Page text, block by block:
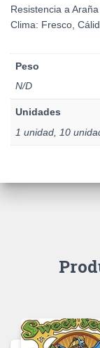
Resistencia a
Clima: Fresco,
Peso
N/D
Unidades
1 unidad, 10